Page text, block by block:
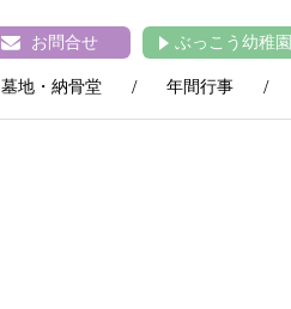
お問合せ ぶっこう幼稚園
墓地・納骨堂 年間行事